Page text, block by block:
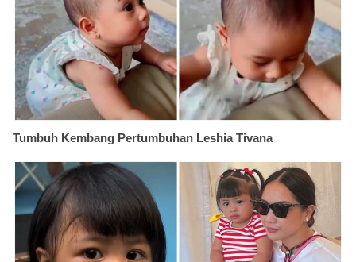
Tumbuh Kembang Pertumbuhan Leshia Tivana